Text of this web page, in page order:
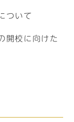
ついて
開校に向けた